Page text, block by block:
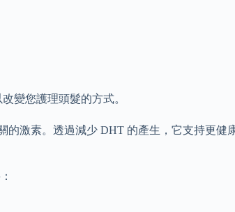
變您護理頭髮的方式。
的激素。透過減少 DHT 的產生，它支持更健